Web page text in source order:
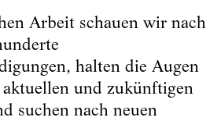
Arbeit schauen wir nach
halten die Augen
und zukünftigen
suchen nach neuen